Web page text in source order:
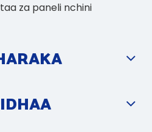
za paneli nchini